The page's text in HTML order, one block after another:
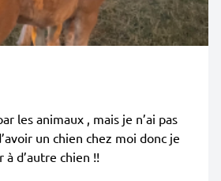
les animaux , mais je n’ai pas
un chien chez moi donc je
d’autre chien !!